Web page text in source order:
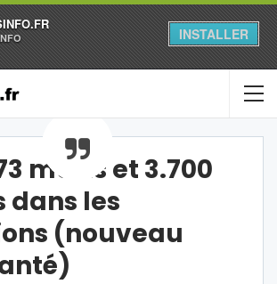
INSTALLER
morts et 3.700
dans les
(nouveau